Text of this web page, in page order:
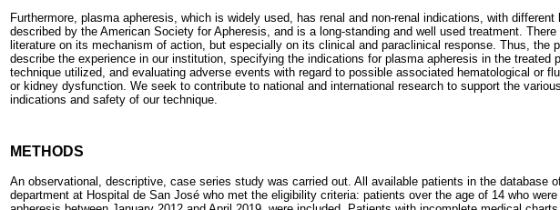
Furthermore, plasma apheresis, which is widely used, has renal and non-renal indications, with
described by the American Society for Apheresis, and is a long-standing and well used treatment.
literature on its mechanism of action, but especially on its clinical and paraclinical response. Thus, the
describe the experience in our institution, specifying the indications for plasma apheresis in the treated
technique utilized, and evaluating adverse events with regard to possible associated hematological or
or kidney dysfunction. We seek to contribute to national and international research to support the
indications and safety of our technique.
METHODS
An observational, descriptive, case series study was carried out. All available patients in the database
department at Hospital de San José who met the eligibility criteria: patients over the age of 14 who